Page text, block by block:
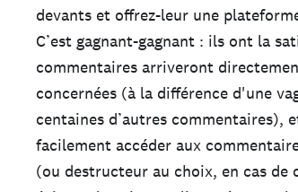
devants et offrez-leur une
C’est gagnant-gagnant : ils ont la
commentaires arriveront
concernées (à la différence d'une
centaines d’autres commentaires),
facilement accéder aux
(ou destructeur au choix, en cas